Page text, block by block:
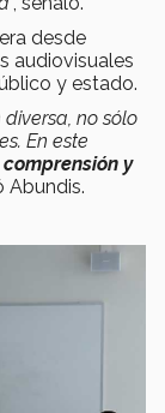
desde
audiovisuales
y estado.
no sólo
En este
y
Abundis.